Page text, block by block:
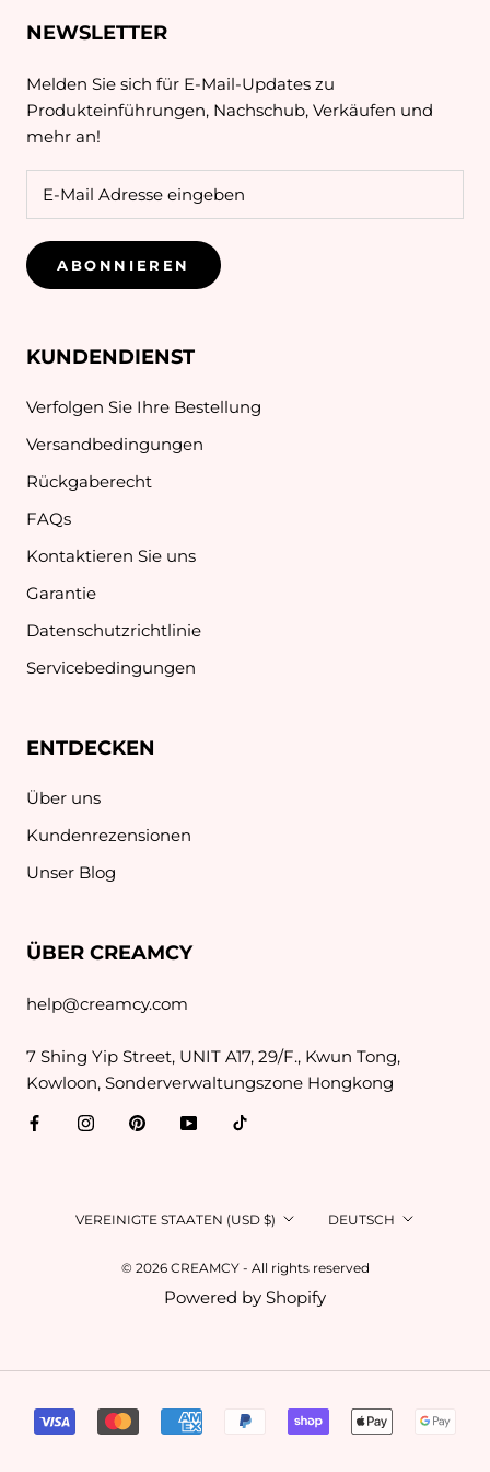
NEWSLETTER
Melden Sie sich für E-Mail-Updates zu
Produkteinführungen, Nachschub, Verkäufen und
mehr an!
ABONNIEREN
KUNDENDIENST
Verfolgen Sie Ihre Bestellung
Versandbedingungen
Rückgaberecht
FAQs
Kontaktieren Sie uns
Garantie
Datenschutzrichtlinie
Servicebedingungen
ENTDECKEN
Über uns
Kundenrezensionen
Unser Blog
ÜBER CREAMCY
help@creamcy.com
7 Shing Yip Street, UNIT A17, 29/F., Kwun Tong,
Kowloon, Sonderverwaltungszone Hongkong
Land/Region
VEREINIGTE STAATEN (USD $) Sprache
DEUTSCH
© 2026 CREAMCY - All rights reserved
Powered by Shopify